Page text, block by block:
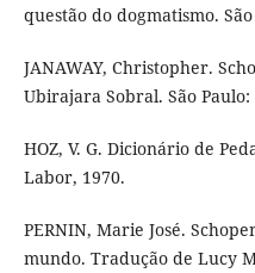
questão do dogmatismo. São
JANAWAY, Christopher.
Ubirajara Sobral. São Paulo:
HOZ, V. G. Dicionário de
Labor, 1970.
PERNIN, Marie José.
mundo. Tradução de Lucy